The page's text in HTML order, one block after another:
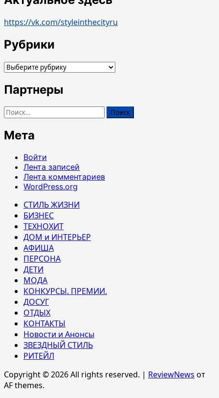
https://vk.com/styleinthecityru
Рубрики
Рубрики
Партнеры
Найти:
Мета
Войти
Лента записей
Лента комментариев
WordPress.org
СТИЛЬ ЖИЗНИ
БИЗНЕС
ТЕХНОХИТ
ДОМ и ИНТЕРЬЕР
АФИША
ПЕРСОНА
ДЕТИ
МОДА
КОНКУРСЫ. ПРЕМИИ.
ДОСУГ
ОТДЫХ
КОНТАКТЫ
Новости и Анонсы
ЗВЕЗДНЫЙ СТИЛЬ
РИТЕЙЛ
Copyright © 2026 All rights reserved. | ReviewNews от
AF themes.